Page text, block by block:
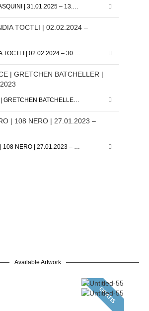
TACCUINI | ALICE PASQUINI | 31.01.2025 – 13.02.2025
VIBRAR ALTO | INDIA TOCTLI | 02.02.2024 – 30.03.2024
TRANSIENT SPACE | GRETCHEN BATCHELLER | 24.03.2023 – 13.05.2023
TODO ES NÚMERO | 108 NERO | 27.01.2023 – 11.03.2023
Available Artwork
GRATIS